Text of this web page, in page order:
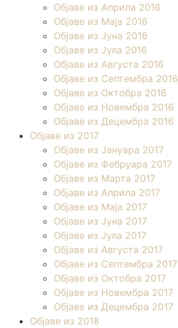
Објаве из Априла 2016
Објаве из Маја 2016
Објаве из Јуна 2016
Објаве из Јула 2016
Објаве из Августа 2016
Објаве из Септембра 2016
Објаве из Октобра 2016
Објаве из Новембра 2016
Објаве из Децембра 2016
Објаве из 2017
Објаве из Јануара 2017
Објаве из Фебруара 2017
Објаве из Марта 2017
Објаве из Априла 2017
Објаве из Маја 2017
Објаве из Јуна 2017
Објаве из Јула 2017
Објаве из Августа 2017
Објаве из Септембра 2017
Објаве из Октобра 2017
Објаве из Новембра 2017
Објаве из Децембра 2017
Објаве из 2018